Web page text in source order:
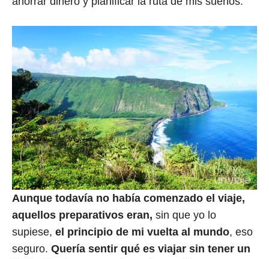
Aunque todavía no había comenzado el viaje,
aquellos preparativos eran, sin que yo lo
supiese, el principio de mi vuelta al mundo, eso
seguro. Quería sentir qué es viajar sin tener un